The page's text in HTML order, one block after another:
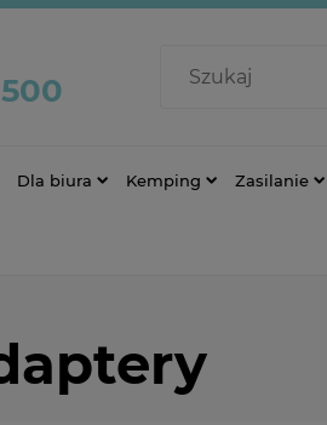
Dla biura Kemping Zasilanie